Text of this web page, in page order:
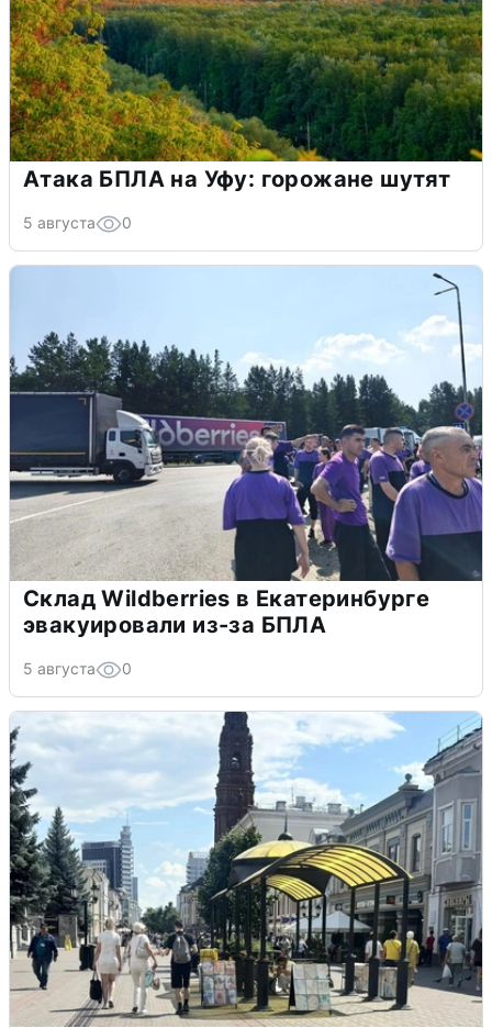
Атака БПЛА на Уфу: горожане шутят
5 августа 0
Склад Wildberries в Екатеринбурге
эвакуировали из-за БПЛА
5 августа 0